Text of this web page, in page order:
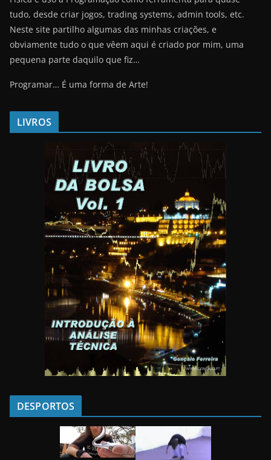
tudo, desde criar jogos, trading systems, admin tools, etc.
Neste site partilho algumas das minhas criações, e
obviamente tudo o que vêem aqui é criado por mim, uma
pequena parte daquilo que fiz…
Programar… É uma forma de Arte!
LIVROS
DESPORTOS